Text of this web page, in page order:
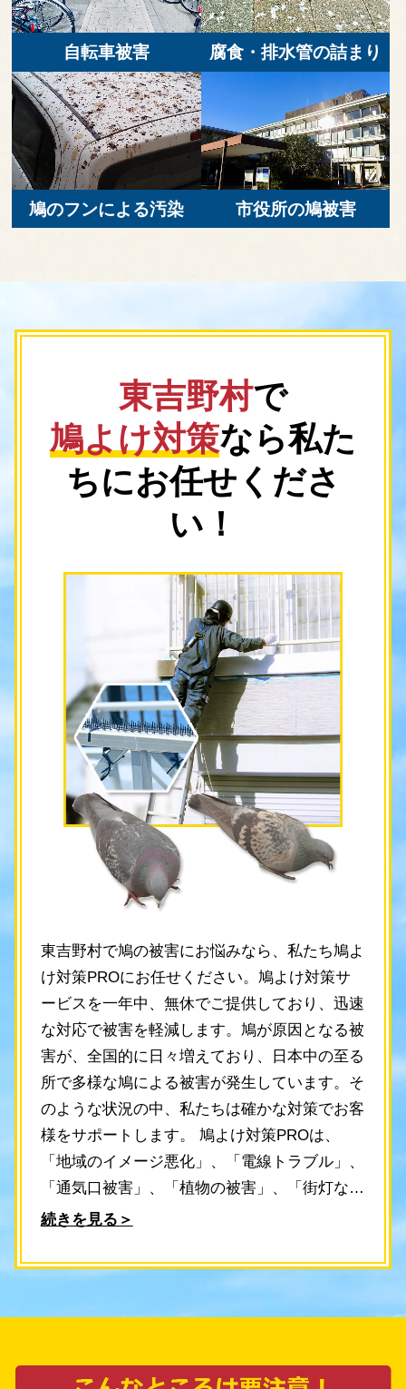
腐食・排水管の詰まり
自転車被害
市役所の鳩被害
鳩のフンによる汚染
東吉野村で
鳩よけ対策なら私た
ちにお任せくださ
い！
東吉野村で鳩の被害にお悩みなら、私たち鳩よ
け対策PROにお任せください。鳩よけ対策サ
ービスを一年中、無休でご提供しており、迅速
な対応で被害を軽減します。鳩が原因となる被
害が、全国的に日々増えており、日本中の至る
所で多様な鳩による被害が発生しています。そ
のような状況の中、私たちは確かな対策でお客
様をサポートします。 鳩よけ対策PROは、
「地域のイメージ悪化」、「電線トラブル」、
「通気口被害」、「植物の被害」、「街灯など
の破損」、「腐食・排水管の詰まり」、「自転
よる汚染」など、あらゆる鳩による被害に対
やマンション、工場、倉庫、公共施設や農場に
続きを見る＞